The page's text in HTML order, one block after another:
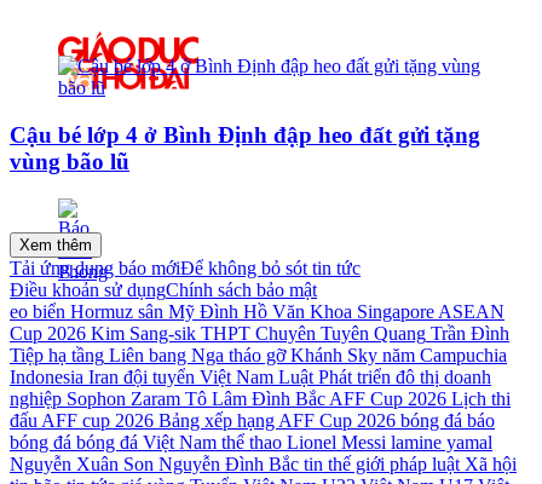
Cậu bé lớp 4 ở Bình Định đập heo đất gửi tặng
vùng bão lũ
Xem thêm
Tải ứng dụng báo mớiĐể không bỏ sót tin tức
Điều khoản sử dụngChính sách bảo mật
eo biển Hormuz sân Mỹ Đình Hồ Văn Khoa Singapore ASEAN
Cup 2026 Kim Sang-sik THPT Chuyên Tuyên Quang Trần Đình
Tiệp hạ tầng Liên bang Nga tháo gỡ Khánh Sky năm Campuchia
Indonesia Iran đội tuyển Việt Nam Luật Phát triển đô thị doanh
nghiệp Sophon Zaram Tô Lâm Đình Bắc AFF Cup 2026 Lịch thi
đấu AFF cup 2026 Bảng xếp hạng AFF Cup 2026 bóng đá báo
bóng đá bóng đá Việt Nam thể thao Lionel Messi lamine yamal
Nguyễn Xuân Son Nguyễn Đình Bắc tin thế giới pháp luật Xã hội